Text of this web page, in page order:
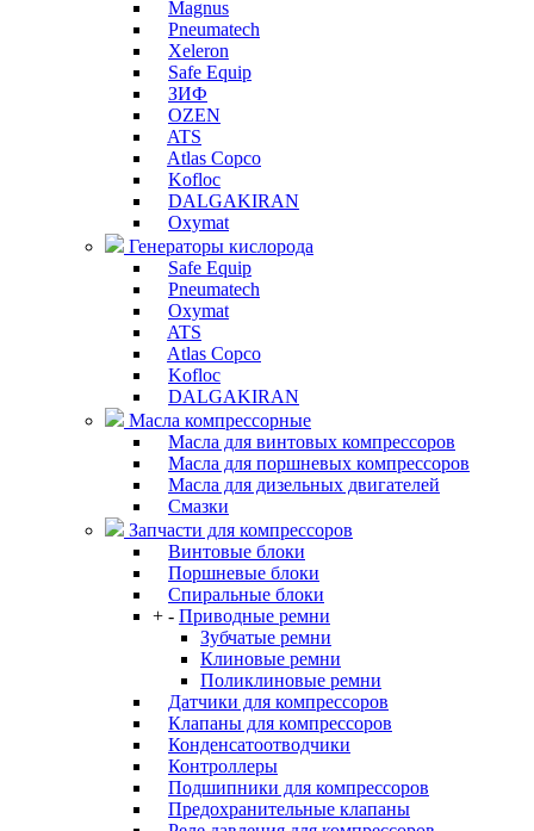
Magnus
Pneumatech
Xeleron
Safe Equip
ЗИФ
OZEN
ATS
Atlas Copco
Kofloc
DALGAKIRAN
Oxymat
Генераторы кислорода
Safe Equip
Pneumatech
Oxymat
ATS
Atlas Copco
Kofloc
DALGAKIRAN
Масла компрессорные
Масла для винтовых компрессоров
Масла для поршневых компрессоров
Масла для дизельных двигателей
Смазки
Запчасти для компрессоров
Винтовые блоки
Поршневые блоки
Спиральные блоки
+ - Приводные ремни
Зубчатые ремни
Клиновые ремни
Поликлиновые ремни
Датчики для компрессоров
Клапаны для компрессоров
Конденсатоотводчики
Контроллеры
Подшипники для компрессоров
Предохранительные клапаны